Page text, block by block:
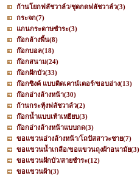
ก้านโยกฟลัชวาล์ว/ชุดกดฟลัชวาล์ว(3)
กระจก(7)
แกนกระดาษชำระ(3)
ก๊อกล้างพื้น(8)
ก๊อกบอล(18)
ก๊อกสนาม(24)
ก๊อกฝักบัว(33)
ก๊อกซิงค์ แบบติดเคาน์เตอร์/ขอบอ่าง(13)
ก๊อกอ่างล้างหน้า(30)
ก้านกระทุ้งฟลัชวาล์ว(2)
ก๊อกน้ำแบบเท้าเหยียบ(3)
ก๊อกอ่างล้างหน้าแบบกด(3)
ขอแขวนอ่างล้างหน้า/โถปัสสาวะชาย(7)
ขอแขวนน้ำเกลือ/ขอแขวนถุงผ้าอนามัย(3)
ขอแขวนฝักบัว/สายชำระ(12)
ขอแขวนผ้า(3)